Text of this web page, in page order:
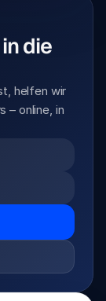
die
helfen wir
– online, in